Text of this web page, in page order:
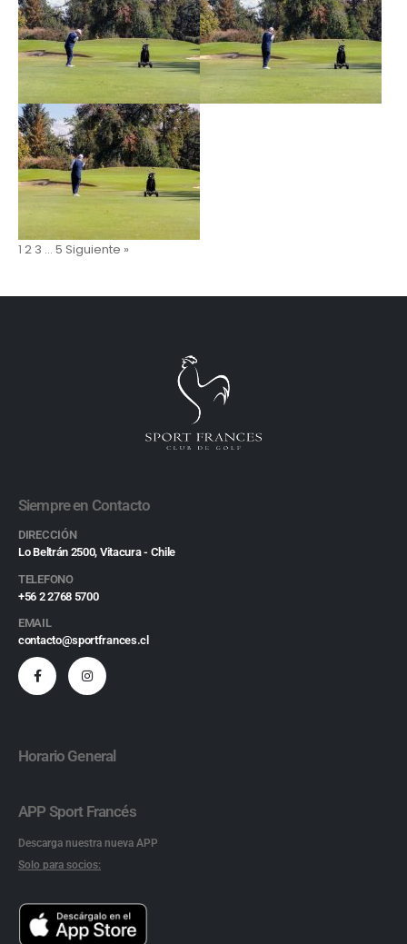
1 2 3 … 5 Siguiente »
Siempre en Contacto
DIRECCIÓN
Lo Beltrán 2500, Vitacura - Chile
TELEFONO
+56 2 2768 5700
EMAIL
contacto@sportfrances.cl
Horario General
APP Sport Francés
Descarga nuestra nueva APP
Solo para socios: